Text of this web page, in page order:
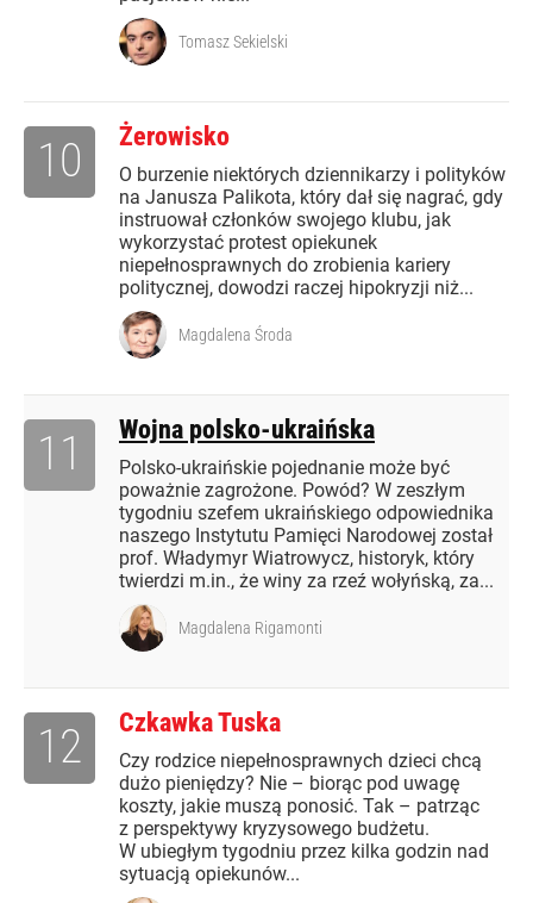
Tomasz Sekielski
Żerowisko
O burzenie niektórych dziennikarzy i polityków
na Janusza Palikota, który dał się nagrać, gdy
instruował członków swojego klubu, jak
wykorzystać protest opiekunek
niepełnosprawnych do zrobienia kariery
politycznej, dowodzi raczej hipokryzji niż...
10
Magdalena Środa
Wojna polsko-ukraińska
Polsko-ukraińskie pojednanie może być
poważnie zagrożone. Powód? W zeszłym
tygodniu szefem ukraińskiego odpowiednika
naszego Instytutu Pamięci Narodowej został
prof. Władymyr Wiatrowycz, historyk, który
twierdzi m.in., że winy za rzeź wołyńską, za...
11
Magdalena Rigamonti
Czkawka Tuska
Czy rodzice niepełnosprawnych dzieci chcą
dużo pieniędzy? Nie – biorąc pod uwagę
koszty, jakie muszą ponosić. Tak – patrząc
z perspektywy kryzysowego budżetu.
W ubiegłym tygodniu przez kilka godzin nad
sytuacją opiekunów...
12